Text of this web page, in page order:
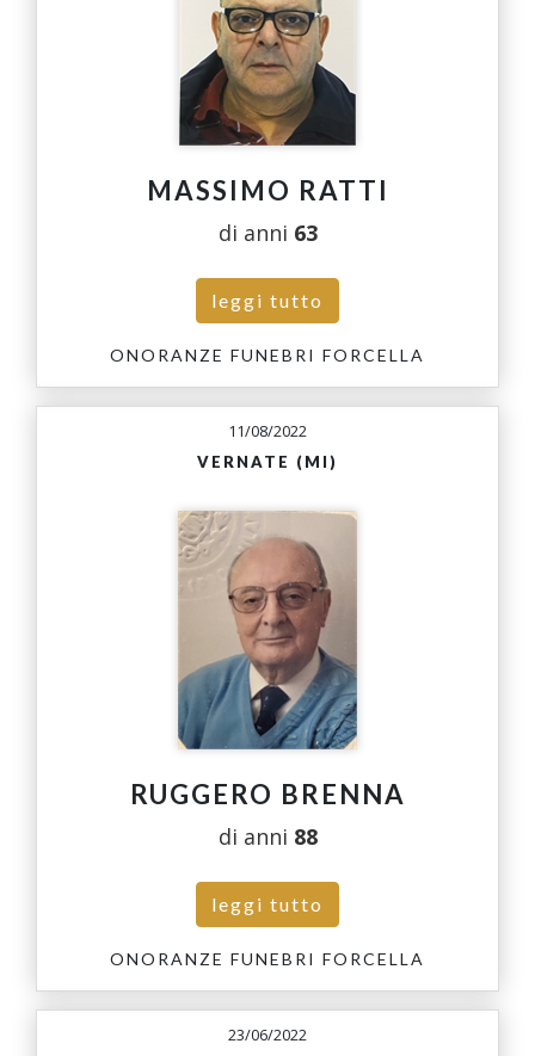
MASSIMO RATTI
di anni 63
leggi tutto
ONORANZE FUNEBRI FORCELLA
11/08/2022
VERNATE (MI)
RUGGERO BRENNA
di anni 88
leggi tutto
ONORANZE FUNEBRI FORCELLA
23/06/2022